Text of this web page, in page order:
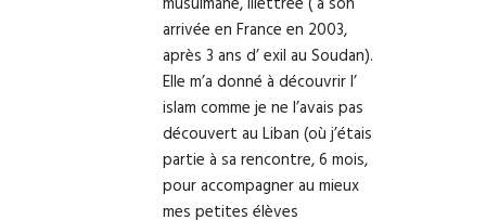
arrivée en France en 2003,
après 3 ans d’ exil au Soudan).
Elle m’a donné à découvrir l’
islam comme je ne l’avais pas
découvert au Liban (où j’étais
partie à sa rencontre, 6 mois,
pour accompagner au mieux
mes petites élèves